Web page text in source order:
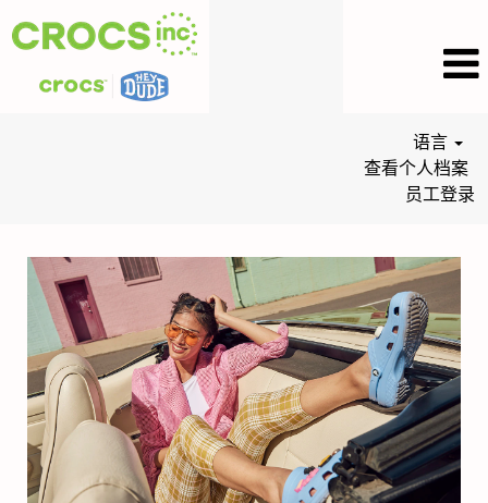
语言
查看个人档案
员工登录